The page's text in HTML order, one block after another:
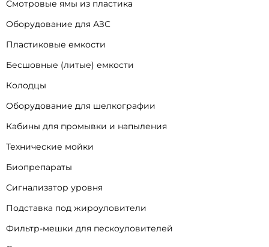
Смотровые ямы из пластика
Оборудование для АЗС
Пластиковые емкости
Бесшовные (литые) емкости
Колодцы
Оборудование для шелкографии
Кабины для промывки и напыления
Технические мойки
Биопрепараты
Сигнализатор уровня
Подставка под жироуловители
Фильтр-мешки для пескоуловителей